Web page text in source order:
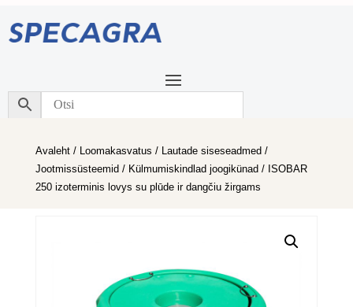
Avaleht/ Loomakasvatus / Lautade siseseadmed /
Jootmissüsteemid / Külmumiskindlad joogikünad / ISOBAR
250 izoterminis lovys su plūde ir dangčiu žirgams